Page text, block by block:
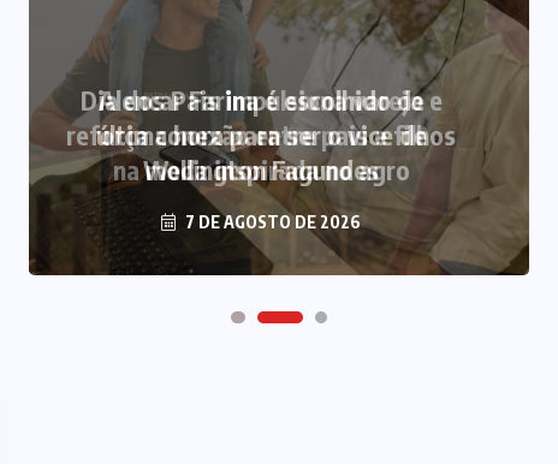
Alencar Farina é escolhido de
última hora para ser o vice de
Wellington Fagundes
7 DE AGOSTO DE 2026